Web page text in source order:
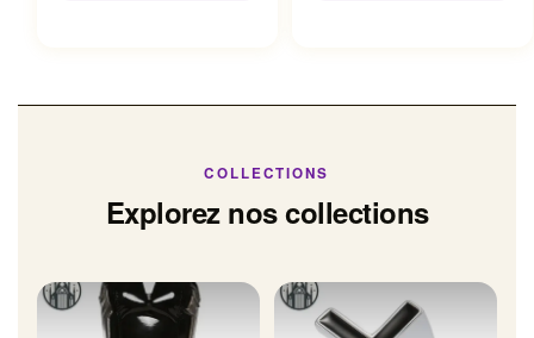
COLLECTIONS
Explorez nos collections